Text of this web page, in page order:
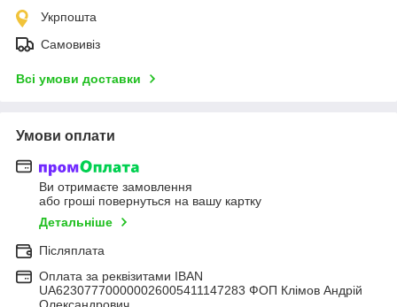
Укрпошта
Самовивіз
Всі умови доставки
Умови оплати
Ви отримаєте замовлення
або гроші повернуться на вашу картку
Детальніше
Післяплата
Оплата за реквізитами IBAN
UA623077700000026005411147283 ФОП Клімов Андрій